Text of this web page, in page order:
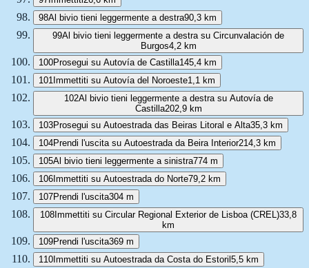
98Al bivio tieni leggermente a destra90,3 km
99Al bivio tieni leggermente a destra su Circunvalación de
Burgos4,2 km
100Prosegui su Autovía de Castilla145,4 km
101 Immettiti su Autovía del Noroeste1,1 km
102Al bivio tieni leggermente a destra su Autovía de
Castilla202,9 km
103Prosegui su Autoestrada das Beiras Litoral e Alta35,3 km
104Prendi l'uscita su Autoestrada da Beira Interior214,3 km
105Al bivio tieni leggermente a sinistra774 m
106Immettiti su Autoestrada do Norte79,2 km
107Prendi l'uscita304 m
108Immettiti su Circular Regional Exterior de Lisboa (CREL)33,8
km
109Prendi l'uscita369 m
110Immettiti su Autoestrada da Costa do Estoril5,5 km